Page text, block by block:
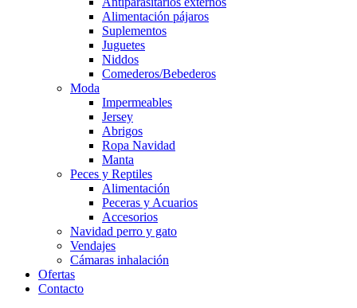
Alimentación pájaros
Suplementos
Juguetes
Niddos
Comederos/Bebederos
Moda
Impermeables
Jersey
Abrigos
Ropa Navidad
Manta
Peces y Reptiles
Alimentación
Peceras y Acuarios
Accesorios
Navidad perro y gato
Vendajes
Cámaras inhalación
Ofertas
Contacto